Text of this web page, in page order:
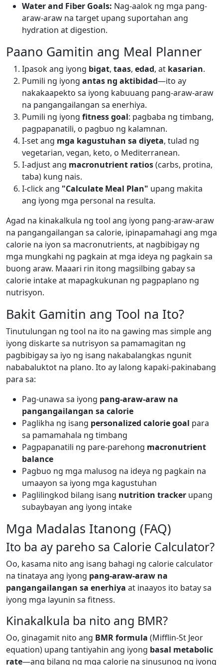
Water and Fiber Goals: Nag-aalok ng mga pang-
araw-araw na target upang suportahan ang
hydration at digestion.
Paano Gamitin ang Meal Planner
Ipasok ang iyong bigat, taas, edad, at kasarian.
Pumili ng iyong antas ng aktibidad—ito ay
nakakaapekto sa iyong kabuuang pang-araw-araw
na pangangailangan sa enerhiya.
Pumili ng iyong fitness goal: pagbaba ng timbang,
pagpapanatili, o pagbuo ng kalamnan.
I-set ang mga kagustuhan sa diyeta, tulad ng
vegetarian, vegan, keto, o Mediterranean.
I-adjust ang macronutrient ratios(carbs, protina,
taba) kung nais.
I-click ang "Calculate Meal Plan" upang makita
ang iyong mga personal na resulta.
Agad na kinakalkula ng tool ang iyong pang-araw-araw
na pangangailangan sa calorie, ipinapamahagi ang mga
calorie na iyon sa macronutrients, at nagbibigay ng
mga mungkahi ng pagkain at mga ideya ng pagkain sa
buong araw. Maaari rin itong magsilbing gabay sa
calorie intake at mapagkukunan ng pagpaplano ng
nutrisyon.
Bakit Gamitin ang Tool na Ito?
Tinutulungan ng tool na ito na gawing mas simple ang
iyong diskarte sa nutrisyon sa pamamagitan ng
pagbibigay sa iyo ng isang nakabalangkas ngunit
nababaluktot na plano. Ito ay lalong kapaki-pakinabang
para sa:
Pag-unawa sa iyong pang-araw-araw na
pangangailangan sa calorie
Paglikha ng isang personalized calorie goal para
sa pamamahala ng timbang
Pagpapanatili ng pare-parehong macronutrient
balance
Pagbuo ng mga malusog na ideya ng pagkain na
umaayon sa iyong mga kagustuhan
Paglilingkod bilang isang nutrition tracker upang
subaybayan ang iyong intake
Mga Madalas Itanong (FAQ)
Ito ba ay pareho sa Calorie Calculator?
Oo, kasama nito ang isang bahagi ng calorie calculator
na tinataya ang iyong pang-araw-araw na
pangangailangan sa enerhiya at inaayos ito batay sa
iyong mga layunin sa fitness.
Kinakalkula ba nito ang BMR?
Oo, ginagamit nito ang BMR formula (Mifflin-St Jeor
equation) upang tantiyahin ang iyong basal metabolic
rate—ang bilang ng mga calorie na sinusunog ng iyong